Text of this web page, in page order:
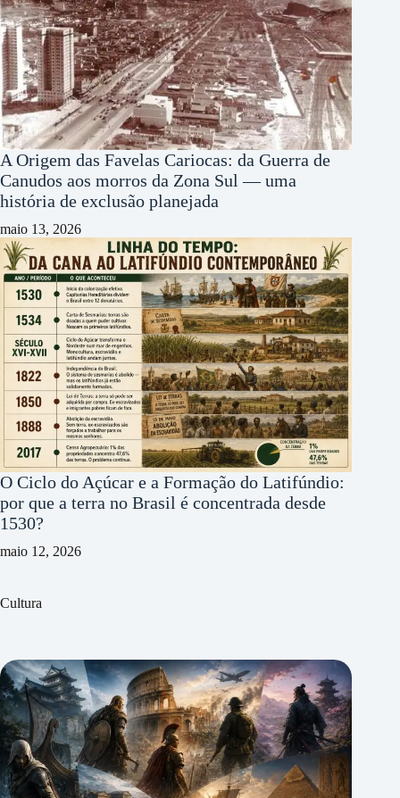
A Origem das Favelas Cariocas: da Guerra de
Canudos aos morros da Zona Sul — uma
história de exclusão planejada
maio 13, 2026
O Ciclo do Açúcar e a Formação do Latifúndio:
por que a terra no Brasil é concentrada desde
1530?
maio 12, 2026
Cultura